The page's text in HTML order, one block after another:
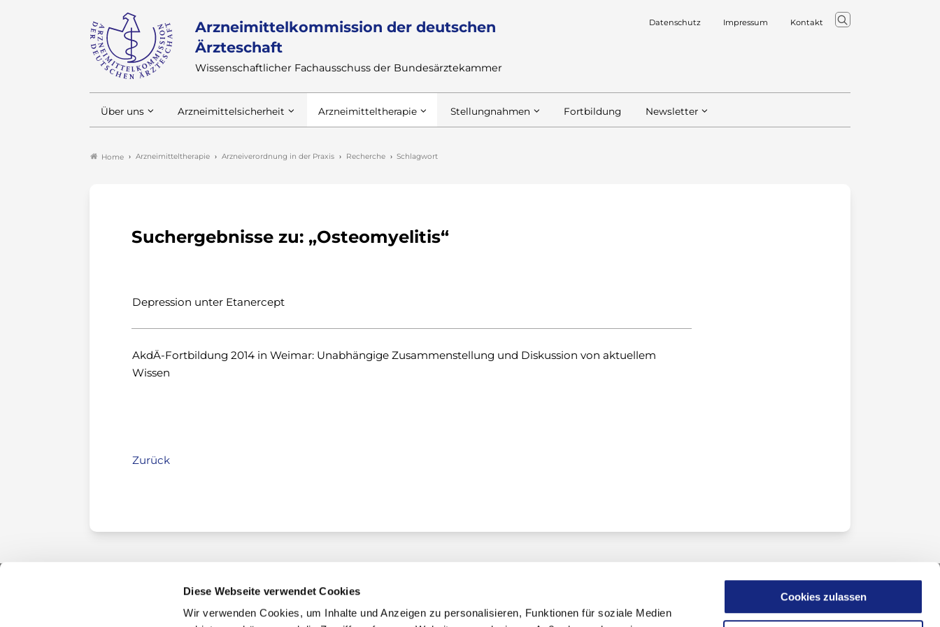
Diese Webseite verwendet Cookies
Wir verwenden Cookies, um Inhalte und Anzeigen zu personalisieren, Funktionen für soziale Medien
Cookies zulassen
Arzneimittelkommission der deutschen
Ärzteschaft
Wissenschaftlicher Fachausschuss der Bundesärztekammer
Datenschutz Impressum Kontakt
Über uns Arzneimittelsicherheit Arzneimitteltherapie Stellungnahmen Fortbildung Newsletter
Home Arzneimitteltherapie Arzneiverordnung in der Praxis Recherche Schlagwort
Suchergebnisse zu: „Osteomyelitis“
Depression unter Etanercept
AkdÄ-Fortbildung 2014 in Weimar: Unabhängige Zusammenstellung und Diskussion von aktuellem
Wissen
Zurück